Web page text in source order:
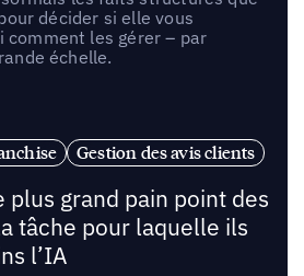
décider si elle vous
comment les gérer – par
échelle.
Gestion des avis clients
plus grand pain point des
tâche pour laquelle ils
l’IA